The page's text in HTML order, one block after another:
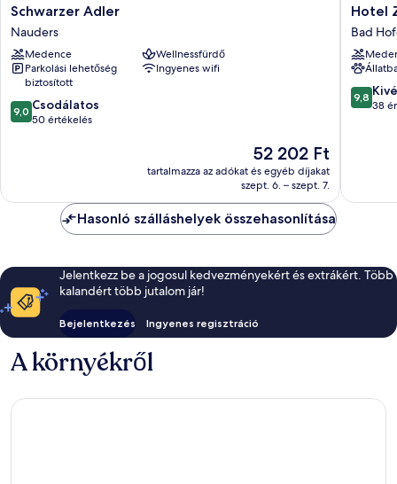
Schwarzer
Adler
Nauders
Schwarzer Adler
Nauders
Medence
Wellnessfürdő
Parkolási lehetőség
biztosított
Ingyenes wifi
9.0
ennyiből:
9,0 Csodálatos
50 értékelés
Az
ár
52 202 Ft
52 202 Ft
tartalmazza az adókat és egyéb díjakat
szept. 6. – szept. 7.
Hotel
Zum
Stern
Bad
Hotel
Bad
9.8
9,8
38
Hasonló szálláshelyek összehasonlítása
Jelentkezz be a jogosul kedvezményekért és extrákért. Több
kalandért több jutalom jár!
Bejelentkezés Ingyenes regisztráció
A környékről